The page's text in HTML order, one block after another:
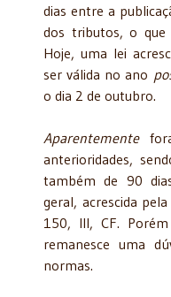
dias entre a
dos tributos, o que
Hoje, uma lei
ser válida no ano
o dia 2 de outubro.
Aparentemente
anterioridades,
também de 90
geral, acrescida
150, III, CF.
remanesce uma
normas.